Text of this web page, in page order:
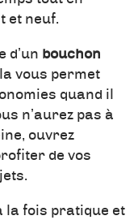
et neuf.
d’un bouchon
vous permet
quand il
n’aurez pas à
ouvrez
de vos
la fois pratique et